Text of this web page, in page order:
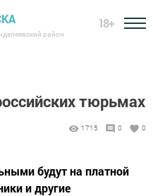
район
18+
тюрьмах
1715 0 0
будут на платной
и другие